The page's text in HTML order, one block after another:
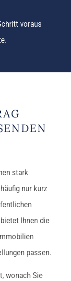
voraus
stark
nur kurz
Ihnen die
passen.
wonach Sie